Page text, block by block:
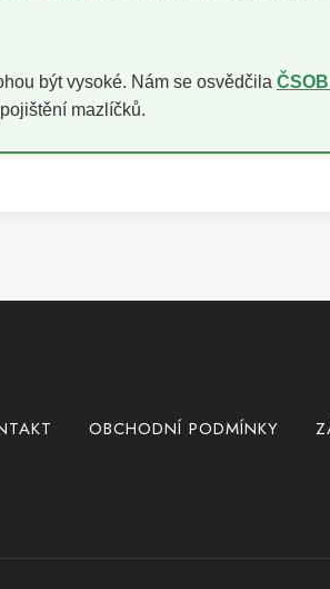
být vysoké. Nám se osvědčila
mazlíčků.
OBCHODNÍ PODMÍNKY